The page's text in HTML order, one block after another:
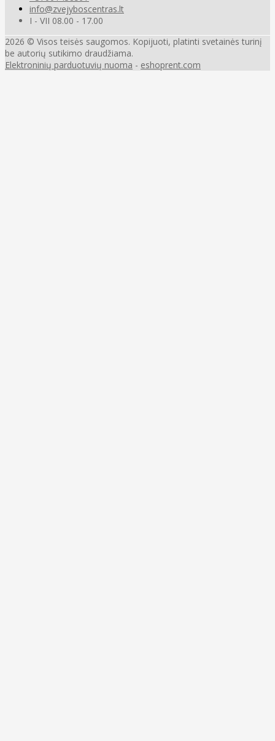
info@zvejyboscentras.lt
I - VII 08.00 - 17.00
2026 © Visos teisės saugomos. Kopijuoti, platinti svetainės turinį
be autorių sutikimo draudžiama.
Elektroninių parduotuvių nuoma - eshoprent.com